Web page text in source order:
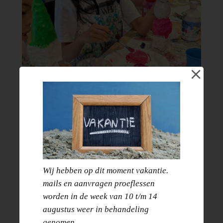
Zomer art kamp |
Vrijdag 10 juli
Wij hebben op dit moment vakantie.
mails en aanvragen proeflessen
worden in de week van 10 t/m 14
augustus weer in behandeling